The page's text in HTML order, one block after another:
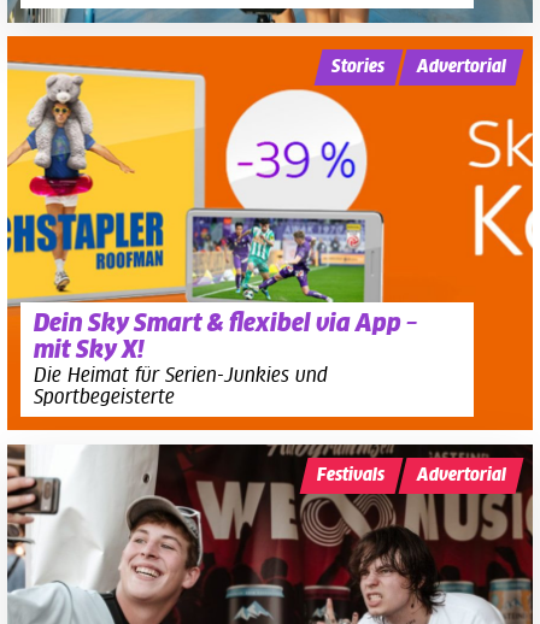
Dein Sky Smart & flexibel via App –
mit Sky X!
Die Heimat für Serien-Junkies und
Sportbegeisterte
Stories Advertorial
Festivals Advertorial